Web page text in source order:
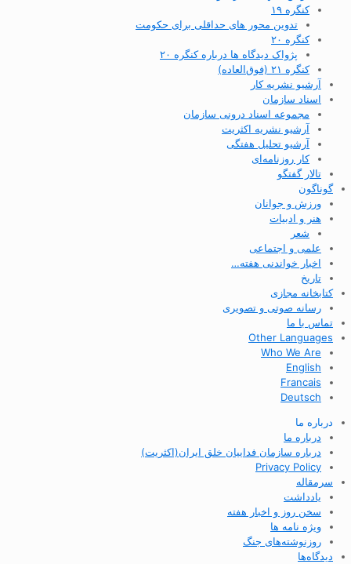
کنگره ۱۹
تدوین محور های حداقلی برای حکومت
کنگره ۲۰
پژواک دیدگاه ها درباره کنگره ۲۰
کنگره ۲۱ (فوق‌العاده)
آرشیو نشریه کار
اسناد سازمان
مجموعه اسناد درونی سازمان
آرشیو نشریه اکثریت
آرشیو تحلیل هفتگی
کار روزنامه‌ای
تالار گفتگو
گوناگون
ورزش و جوانان
هنر و ادبیات
شعر
علمی و اجتماعی
اخبار خواندنی هفته…
تاریخ
کتابخانه مجازی
رسانه صوتی و تصویری
تماس با ما
Other Languages
Who We Are
English
Francais
Deutsch
درباره ما
درباره ما
درباره سازمان فداییان خلق ایران(اکثریت)
Privacy Policy
سرمقاله
یادداشت
سخن روز و اخبار هفته
ویژه نامه ها
روزنوشته‌های جنگ
دیدگاه‌ها